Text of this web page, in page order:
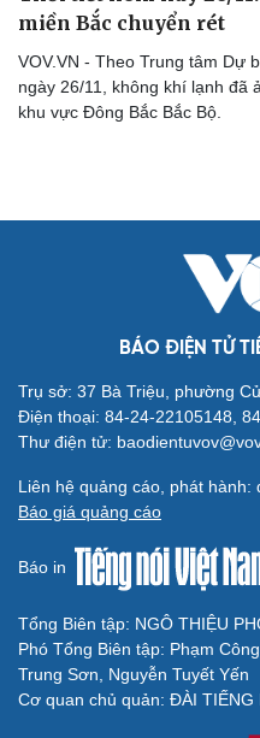
miền Bắc chuyển rét
VOV.VN - Theo Trung tâm Dự
ngày 26/11, không khí lạnh đã
khu vực Đông Bắc Bắc Bộ.
BÁO ĐIỆN TỬ
Trụ sở: 37 Bà Triệu, phường
Điện thoại: 84-24-22105148,
Thư điện tử:
Liên hệ quảng cáo, phát hành:
Báo giá quảng cáo
Báo in
Tổng Biên tập: NGÔ THIỆU
Phó Tổng Biên tập: Phạm
Trung Sơn, Nguyễn Tuyết Yến
Cơ quan chủ quản: ĐÀI TIẾNG